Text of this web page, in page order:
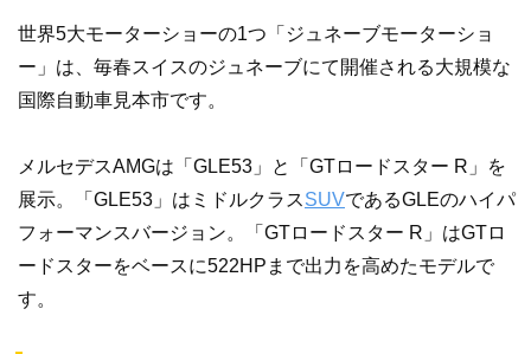
世界5大モーターショーの1つ「ジュネーブモーターショ
ー」は、毎春スイスのジュネーブにて開催される大規模な
国際自動車見本市です。
メルセデスAMGは「GLE53」と「GTロードスター R」を
展示。「GLE53」はミドルクラスSUVであるGLEのハイパ
フォーマンスバージョン。「GTロードスター R」はGTロ
ードスターをベースに522HPまで出力を高めたモデルで
す。